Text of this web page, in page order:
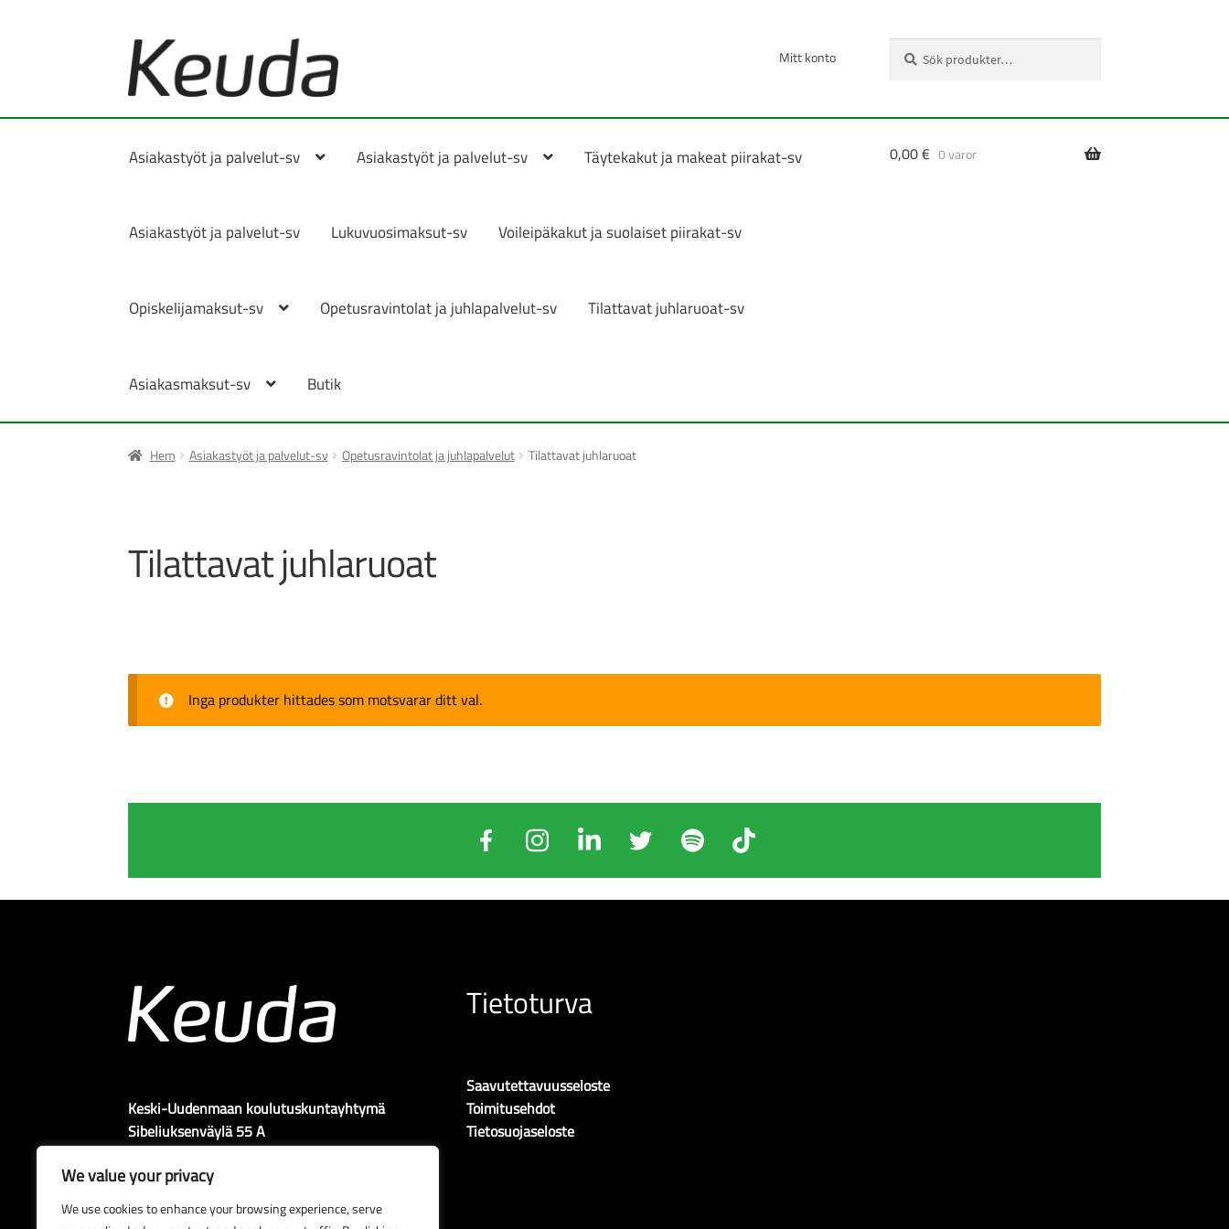
We value your privacy
We use cookies to enhance your browsing experience, serve
Hoppa
till
navigering
Hoppa
till
innehåll
Mitt konto
efter:
Asiakastyöt ja palvelut-sv Asiakastyöt ja palvelut-sv Täytekakut ja makeat piirakat-sv
Asiakastyöt ja palvelut-sv Lukuvuosimaksut-sv Voileipäkakut ja suolaiset piirakat-sv
Opiskelijamaksut-sv Opetusravintolat ja juhlapalvelut-sv Tilattavat juhlaruoat-sv
Asiakasmaksut-sv Butik
0,00€ 0 varor
Hem Asiakastyöt ja palvelut-sv Opetusravintolat ja juhlapalvelut Tilattavat juhlaruoat
Tilattavat juhlaruoat
Inga produkter hittades som motsvarar ditt val.
Keski-Uudenmaan koulutuskuntayhtymä
Sibeliuksenväylä 55 A
Tietoturva
Saavutettavuusseloste
Toimitusehdot
Tietosuojaseloste